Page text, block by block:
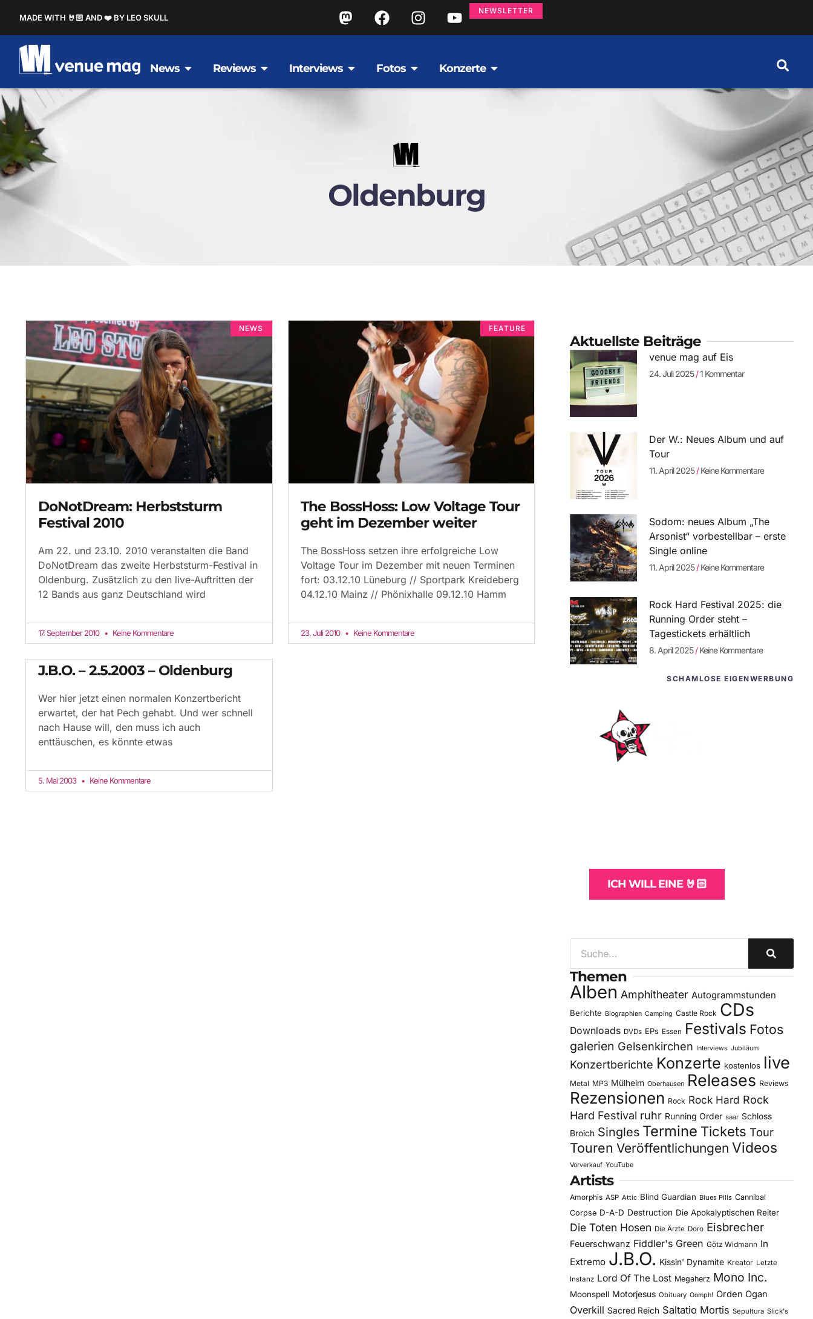
MADE WITH 🤘🏻 AND ❤️ BY LEO SKULL
NEWSLETTER
News Reviews Interviews Fotos Konzerte
Oldenburg
NEWS
DoNotDream: Herbststurm
Festival 2010
Am 22. und 23.10. 2010 veranstalten die Band
DoNotDream das zweite Herbststurm-Festival in
Oldenburg. Zusätzlich zu den live-Auftritten der
12 Bands aus ganz Deutschland wird
17. September 2010 Keine Kommentare
FEATURE
The BossHoss: Low Voltage Tour
geht im Dezember weiter
The BossHoss setzen ihre erfolgreiche Low
Voltage Tour im Dezember mit neuen Terminen
fort: 03.12.10 Lüneburg // Sportpark Kreideberg
04.12.10 Mainz // Phönixhalle 09.12.10 Hamm
23. Juli 2010 Keine Kommentare
J.B.O. – 2.5.2003 – Oldenburg
Wer hier jetzt einen normalen Konzertbericht
erwartet, der hat Pech gehabt. Und wer schnell
nach Hause will, den muss ich auch
enttäuschen, es könnte etwas
5. Mai 2003 Keine Kommentare
Aktuellste Beiträge
venue mag auf Eis
24. Juli 2025 1 Kommentar
Der W.: Neues Album und auf
Tour
11. April 2025 Keine Kommentare
Sodom: neues Album „The
Arsonist“ vorbestellbar – erste
Single online
11. April 2025 Keine Kommentare
Rock Hard Festival 2025: die
Running Order steht –
Tagestickets erhältlich
8. April 2025 Keine Kommentare
SCHAMLOSE EIGENWERBUNG
ICH WILL EINE 🤘🏻
Themen
Alben Amphitheater Autogrammstunden
Berichte Biographien Camping Castle Rock CDs
Downloads DVDs EPs Essen Festivals Fotos
galerien Gelsenkirchen Interviews Jubiläum
Konzertberichte Konzerte kostenlos live
Metal MP3 Mülheim Oberhausen Releases Reviews
Rezensionen Rock Rock Hard Rock
Hard Festival ruhr Running Order saar Schloss
Broich Singles Termine Tickets Tour
Touren Veröffentlichungen Videos
Vorverkauf YouTube
Artists
Amorphis ASP Attic Blind Guardian Blues Pills Cannibal
Corpse D-A-D Destruction Die Apokalyptischen Reiter
Die Toten Hosen Die Ärzte Doro Eisbrecher
Feuerschwanz Fiddler's Green Götz Widmann In
Extremo J.B.O. Kissin' Dynamite Kreator Letzte
Instanz Lord Of The Lost Megaherz Mono Inc.
Moonspell Motorjesus Obituary Oomph! Orden Ogan
Overkill Sacred Reich Saltatio Mortis Sepultura Slick's